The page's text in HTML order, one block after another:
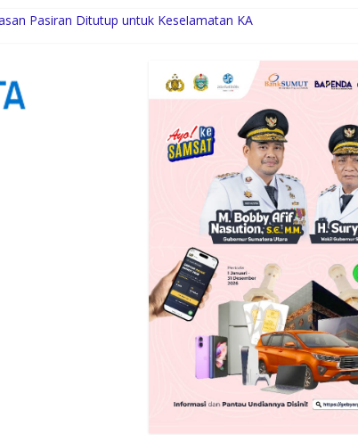
Pasiran Ditutup untuk Keselamatan KA
Pemerintah dan Turun Tangani Persoalan Sosial Warga
se-Kepulauan Nias Percepat Usulan BKP 2027
Wali Kota Perhatikan Simalingkar B